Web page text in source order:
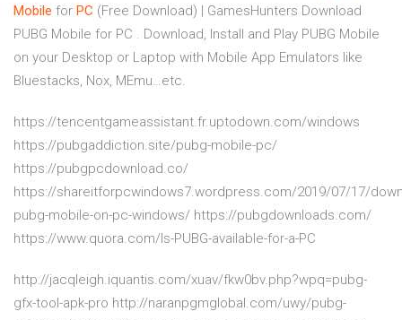
Mobile for PC (Free Download) | GamesHunters Download
PUBG Mobile for PC . Download, Install and Play PUBG Mobile
on your Desktop or Laptop with Mobile App Emulators like
Bluestacks, Nox, MEmu…etc.
https://tencentgameassistant.fr.uptodown.com/windows
https://pubgaddiction.site/pubg-mobile-pc/
https://pubgpcdownload.co/
https://shareitforpcwindows7.wordpress.com/2019/07/17/
pubg-mobile-on-pc-windows/ https://pubgdownloads.com/
https://www.quora.com/Is-PUBG-available-for-a-PC
http://jacqleigh.iquantis.com/xuav/fkw0bv.php?wpq=pubg-
gfx-tool-apk-pro http://naranpgmglobal.com/uwy/pubg-